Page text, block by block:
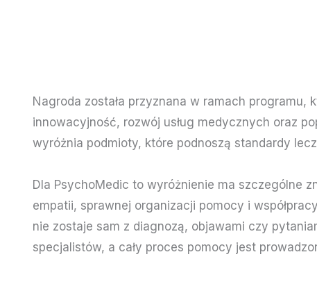
Nagroda została przyznana w ramach
innowacyjność, rozwój usług medycznych oraz
wyróżnia podmioty, które podnoszą standardy
Dla PsychoMedic to wyróżnienie ma szczególne
empatii, sprawnej organizacji pomocy i
nie zostaje sam z diagnozą, objawami czy
specjalistów, a cały proces pomocy jest